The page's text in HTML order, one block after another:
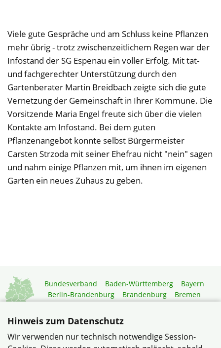
Viele gute Gespräche und am Schluss keine Pflanzen
mehr übrig - trotz zwischenzeitlichem Regen war der
Infostand der SG Espenau ein voller Erfolg. Mit tat-
und fachgerechter Unterstützung durch den
Gartenberater Martin Breidbach zeigte sich die gute
Vernetzung der Gemeinschaft in Ihrer Kommune. Die
Vorsitzende Maria Engel freute sich über die vielen
Kontakte am Infostand. Bei dem guten
Pflanzenangebot konnte selbst Bürgermeister
Carsten Strzoda mit seiner Ehefrau nicht "nein" sagen
und nahm einige Pflanzen mit, um ihnen im eigenen
Garten ein neues Zuhaus zu geben.
Bundesverband Baden-Württemberg
Bayern
Berlin-Brandenburg
Brandenburg
Bremen
Niedersachsen
Rheinland-Pfalz
Saarland
Sachsen-Anhalt
Schleswig-Holstein Thüringen
Hinweis zum Datenschutz
Wir verwenden nur technisch notwendige Session-